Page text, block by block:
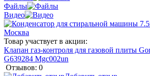
Файлы
Видео
Товар участвует в акции:
Клапан газ-контроля для газовой плиты
G639284 Mgc002un
Отзывов: 0